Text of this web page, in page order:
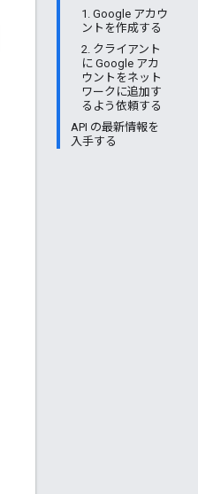
1. Google アカウ
ントを作成する
2. クライアント
に Google アカ
ウントをネット
ワークに追加す
るよう依頼する
API の最新情報を
入手する